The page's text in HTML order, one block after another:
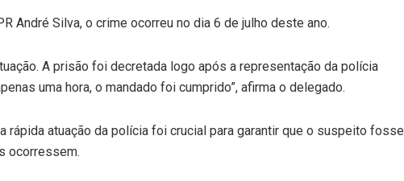
André Silva, o crime ocorreu no dia 6 de julho deste ano.
A prisão foi decretada logo após a representação da polícia
uma hora, o mandado foi cumprido”, afirma o delegado.
rápida atuação da polícia foi crucial para garantir que o suspeito fosse
ocorressem.